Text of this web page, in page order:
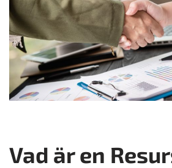
Vad är en